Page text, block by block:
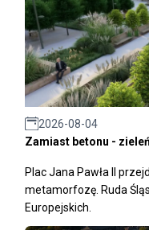
2026-08-04
Zamiast betonu -
Plac Jana Pawła II
metamorfozę. Ruda
Europejskich.